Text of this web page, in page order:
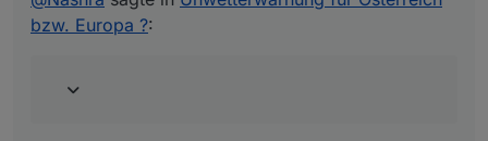
if (alert[
bzw. Europa ?: